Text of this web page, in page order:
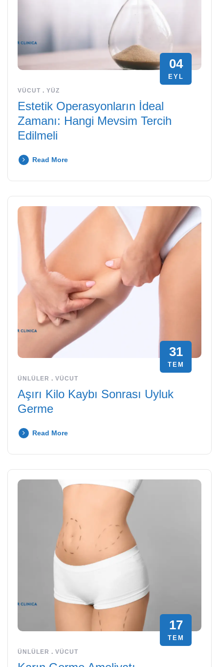
04
EYL
VÜCUT . YÜZ
Estetik Operasyonların İdeal
Zamanı: Hangi Mevsim Tercih
Edilmeli
Read More
31
TEM
ÜNLÜLER . VÜCUT
Aşırı Kilo Kaybı Sonrası Uyluk
Germe
Read More
17
TEM
ÜNLÜLER . VÜCUT